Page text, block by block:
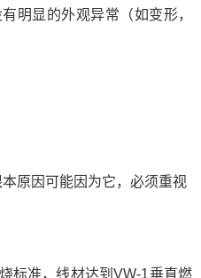
明显的外观异常（如变形，
标准，线材达到VW-1垂直燃